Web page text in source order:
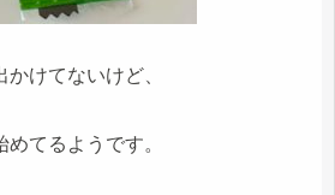
けてないけど、
てるようです。